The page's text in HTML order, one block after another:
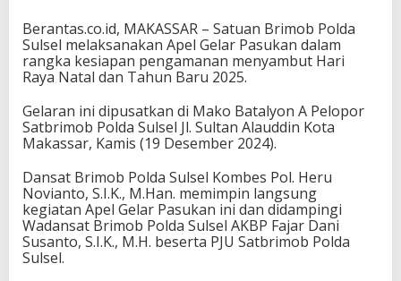
Berantas.co.id, MAKASSAR – Satuan Brimob Polda
Sulsel melaksanakan Apel Gelar Pasukan dalam
rangka kesiapan pengamanan menyambut Hari
Raya Natal dan Tahun Baru 2025.
Gelaran ini dipusatkan di Mako Batalyon A Pelopor
Satbrimob Polda Sulsel Jl. Sultan Alauddin Kota
Makassar, Kamis (19 Desember 2024).
Dansat Brimob Polda Sulsel Kombes Pol. Heru
Novianto, S.I.K., M.Han. memimpin langsung
kegiatan Apel Gelar Pasukan ini dan didampingi
Wadansat Brimob Polda Sulsel AKBP Fajar Dani
Susanto, S.I.K., M.H. beserta PJU Satbrimob Polda
Sulsel.